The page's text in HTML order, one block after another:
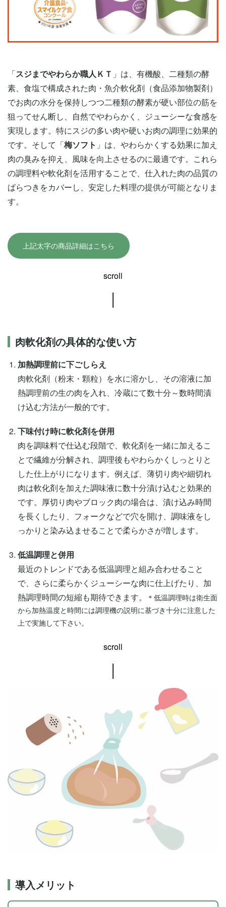
「スジまでやわらか職人ＫＴ 」は、有機酸、二種類の酵
素、食塩で構成された肉・魚介軟化剤（食品添加物製剤）
でお肉の水分を保持しつつ二種類の酵素が硬い部位の筋を
狙ってせん断し、自然でやわらかく、ジューシーな食感を
実現します。特にスジの多い肉や硬いお肉の調理に効果的
です。そして「梅ソフト 」は、やわらかくする効果に加え
肉の臭みを抑え、風味を向上させるのに最適です。これら
の調理料や軟化剤を活用することで、仕入れた肉の品質の
ばらつきをカバーし、安定した料理の提供が可能となりま
す。
上記太字の商品詳細はこちら
scroll
|
肉軟化剤の具体的な使い方
加熱調理前に下ごしらえ
肉軟化剤（粉末・顆粒）を水に溶かし、その溶液に加
熱調理前の生の肉を入れ、冷蔵にて数十分～数時間漬
け込む方法が一般的です。
下味付け時に軟化剤を併用
肉を調味料で仕込む段階で、軟化剤を一緒に加えるこ
とで繊維が分解され、調理後もやわらかくしっとりと
した仕上がりになります。例えば、薄切り肉や細切れ
肉は軟化剤を加えた調味液に数十分漬け込むと効果的
です。厚切り肉やブロック肉の場合は、漬け込み時間
を長くしたり、フォークなどで穴を開け、調味液をし
っかりと染み込ませることで柔らかさが増します。
低温調理と併用
最近のトレンドである低温調理と組み合わせること
で、さらに柔らかくジューシーな肉に仕上げたり、加
熱調理時間の短縮も期待できます。
＊低温調理時は衛生面
から加熱温度と時間には調理機の説明に基づき十分に注意した
上で実施して下さい。
scroll
|
導入メリット